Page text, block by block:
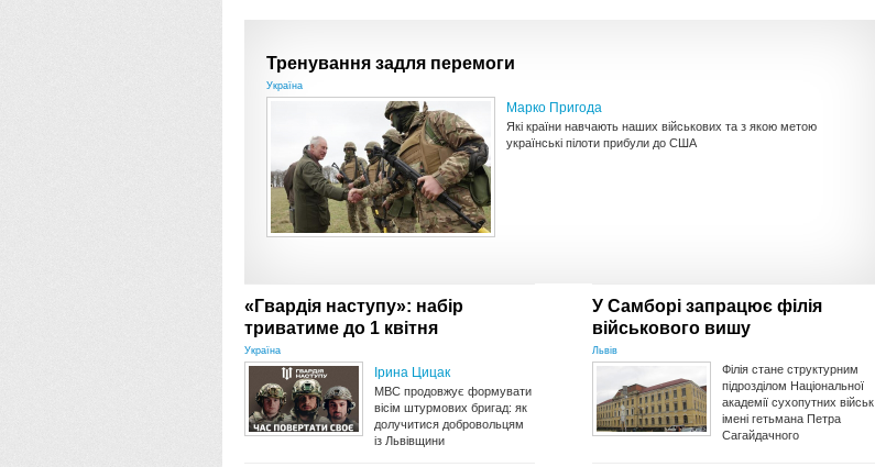
Тренування задля перемоги
Україна
Марко Пригода
Які країни навчають наших військових та з якою метою
українські пілоти прибули до США
«Гвардія наступу»: набір
триватиме до 1 квітня
Україна
Ірина Цицак
МВС продовжує формувати
вісім штурмових бригад: як
долучитися добровольцям
із Львівщини
У Самборі запрацює філія
військового вишу
Львів
Філія стане структурним
підрозділом Національної
академії сухопутних військ
імені гетьмана Петра
Сагайдачного